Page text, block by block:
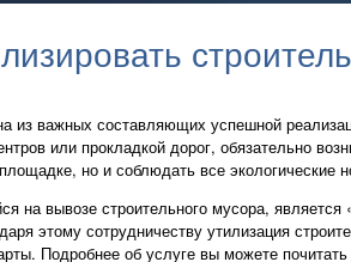
из важных составляющих успешной
или прокладкой дорог, обязательно
но и соблюдать все
на вывозе строительного мусора,
этому сотрудничеству утилизация
Подробнее об услуге вы можете почитать